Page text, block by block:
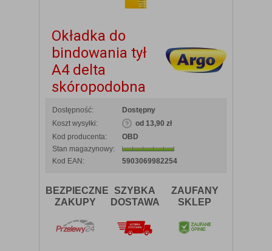
Okładka do
bindowania tył
A4 delta
skóropodobna
Dostępność:
Dostępny
Koszt wysyłki:
od 13,90 zł
Kod producenta:
OBD
Stan magazynowy:
Kod EAN:
5903069982254
BEZPIECZNE
ZAKUPY
SZYBKA
DOSTAWA
ZAUFANY
SKLEP